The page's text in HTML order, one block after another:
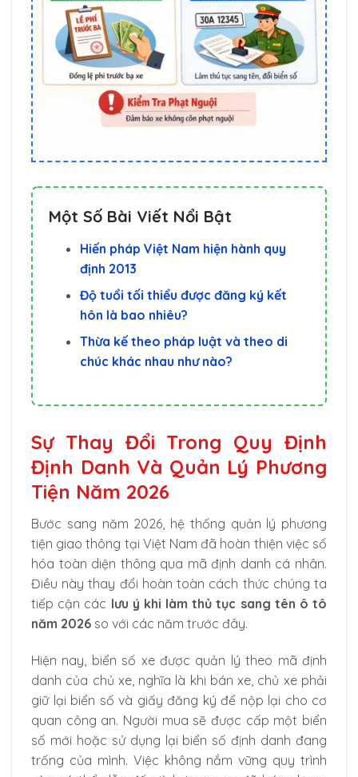
Một Số Bài Viết Nổi Bật
Hiến pháp Việt Nam hiện hành quy
định 2013
Độ tuổi tối thiểu được đăng ký kết
hôn là bao nhiêu?
Thừa kế theo pháp luật và theo di
chúc khác nhau như nào?
Sự Thay Đổi Trong Quy Định
Định Danh Và Quản Lý Phương
Tiện Năm 2026
Bước sang năm 2026, hệ thống quản lý phương
tiện giao thông tại Việt Nam đã hoàn thiện việc số
hóa toàn diện thông qua mã định danh cá nhân.
Điều này thay đổi hoàn toàn cách thức chúng ta
tiếp cận các lưu ý khi làm thủ tục sang tên ô tô
năm 2026 so với các năm trước đây.
Hiện nay, biển số xe được quản lý theo mã định
danh của chủ xe, nghĩa là khi bán xe, chủ xe phải
giữ lại biển số và giấy đăng ký để nộp lại cho cơ
quan công an. Người mua sẽ được cấp một biển
số mới hoặc sử dụng lại biển số định danh đang
trống của mình. Việc không nắm vững quy trình